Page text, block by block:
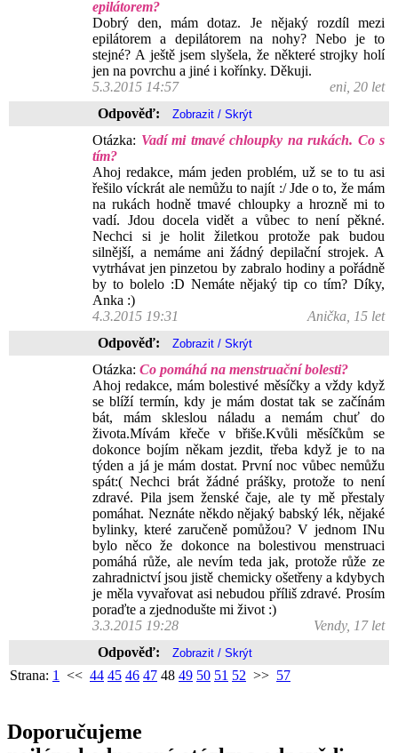
epilátorem?
Dobrý den, mám dotaz. Je nějaký rozdíl mezi
epilátorem a depilátorem na nohy? Nebo je to
stejné? A ještě jsem slyšela, že některé strojky holí
jen na povrchu a jiné i kořínky. Děkuji.
5.3.2015 14:57
eni, 20 let
Odpověď:
Otázka: Vadí mi tmavé chloupky na rukách. Co s
tím?
Ahoj redakce, mám jeden problém, už se to tu asi
řešilo víckrát ale nemůžu to najít :/ Jde o to, že mám
na rukách hodně tmavé chloupky a hrozně mi to
vadí. Jdou docela vidět a vůbec to není pěkné.
Nechci si je holit žiletkou protože pak budou
silnější, a nemáme ani žádný depilační strojek. A
vytrhávat jen pinzetou by zabralo hodiny a pořádně
by to bolelo :D Nemáte nějaký tip co tím? Díky,
Anka :)
4.3.2015 19:31
Anička, 15 let
Odpověď:
Otázka: Co pomáhá na menstruační bolesti?
Ahoj redakce, mám bolestivé měsíčky a vždy když
se blíží termín, kdy je mám dostat tak se začínám
bát, mám skleslou náladu a nemám chuť do
života.Mívám křeče v břiše.Kvůli měsíčkům se
dokonce bojím někam jezdit, třeba když je to na
týden a já je mám dostat. První noc vůbec nemůžu
spát:( Nechci brát žádné prášky, protože to není
zdravé. Pila jsem ženské čaje, ale ty mě přestaly
pomáhat. Neznáte někdo nějaký babský lék, nějaké
bylinky, které zaručeně pomůžou? V jednom INu
bylo něco že dokonce na bolestivou menstruaci
pomáhá růže, ale nevím teda jak, protože růže ze
zahradnictví jsou jistě chemicky ošetřeny a kdybych
je měla vyvařovat asi nebudou příliš zdravé. Prosím
poraďte a zjednodušte mi život :)
3.3.2015 19:28
Vendy, 17 let
Odpověď:
Strana: 1 << 44 45 46 47 48 49 50 51 52 >> 57
Doporučujeme